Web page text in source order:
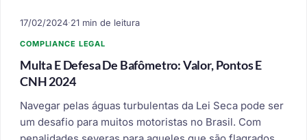
17/02/2024·21 min de leitura
COMPLIANCE LEGAL
Multa E Defesa De Bafômetro: Valor, Pontos E
CNH 2024
Navegar pelas águas turbulentas da Lei Seca pode ser
um desafio para muitos motoristas no Brasil. Com